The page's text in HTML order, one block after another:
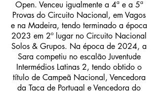
Open. Venceu igualmente a 4ª e a 5ª
Provas do Circuito Nacional, em Vagos
e na Madeira, tendo terminado a época
2023 em 2º lugar no Circuito Nacional
Solos & Grupos. Na época de 2024, a
Sara competiu no escalão Juventude
Intermédios Latinas 2, tendo obtido o
título de Campeã Nacional, Vencedora
da Taça de Portugal e Vencedora do